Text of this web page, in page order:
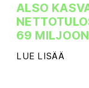
ALSO
69
LUE LISÄÄ